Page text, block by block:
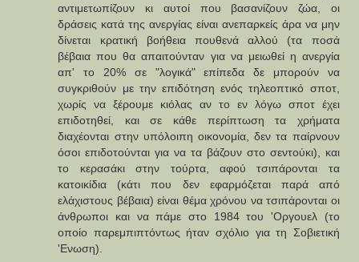
αντιμετωπίζουν κι αυτοί που βασανίζουν ζώα, οι
δράσεις κατά της ανεργίας είναι ανεπαρκείς άρα να μην
δίνεται κρατική βοήθεια πουθενά αλλού (τα ποσά
βέβαια που θα απαιτούνταν για να μειωθεί η ανεργία
απ' το 20% σε "λογικά" επίπεδα δε μπορούν να
συγκριθούν με την επιδότηση ενός τηλεοπτικό σποτ,
χωρίς να ξέρουμε κιόλας αν το εν λόγω σποτ έχει
επιδοτηθεί, και σε κάθε περίπτωση τα χρήματα
διαχέονται στην υπόλοιπη οικονομία, δεν τα παίρνουν
όσοι επιδοτούνται για να τα βάζουν στο σεντούκι), και
το κερασάκι στην τούρτα, αφού τσιπάρονται τα
κατοικίδια (κάτι που δεν εφαρμόζεται παρά από
ελάχιστους βέβαια) είναι θέμα χρόνου να τσιπάρονται οι
άνθρωποι και να πάμε στο 1984 του 'Οργουελ (το
οποίο παρεμπιπτόντως ήταν σχόλιο για τη Σοβιετική
'Ενωση).